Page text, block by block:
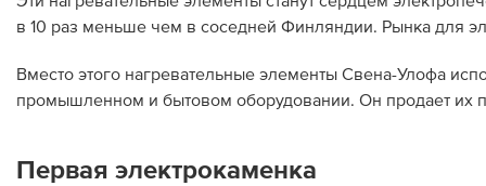
в 10 раз меньше чем в соседней Финляндии. Рынка для
Вместо этого нагревательные элементы Свена-Улофа
промышленном и бытовом оборудовании. Он продает их
Первая электрокаменка